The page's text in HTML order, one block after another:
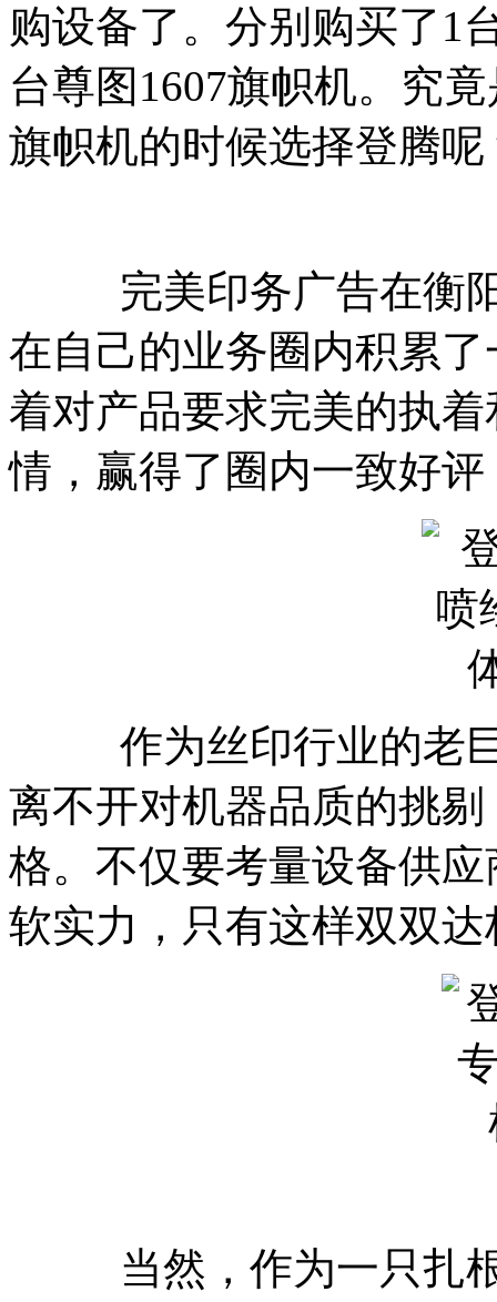
购设备了。分别购买了1
台尊图1607旗帜机。究
旗帜机的时候选择登腾呢
完美印务广告在衡阳
在自己的业务圈内积累
着对产品要求完美的执
情，赢得了圈内一致好
作为丝印行业的老巨
离不开对机器品质的挑
格。不仅要考量设备供
软实力，只有这样双双
当然，作为一只扎根